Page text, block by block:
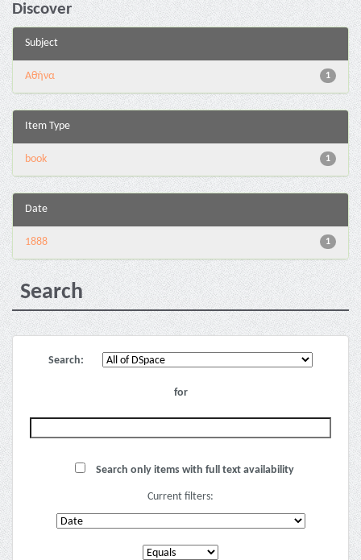
Discover
Subject
1
Αθήνα
Item Type
1
book
Date
1
1888
Search
Search:
for
Search only items with full text availability
Current filters: